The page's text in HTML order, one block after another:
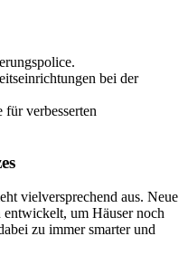
bei der
verbesserten
vielversprechend aus. Neue
um Häuser noch
zu immer smarter und